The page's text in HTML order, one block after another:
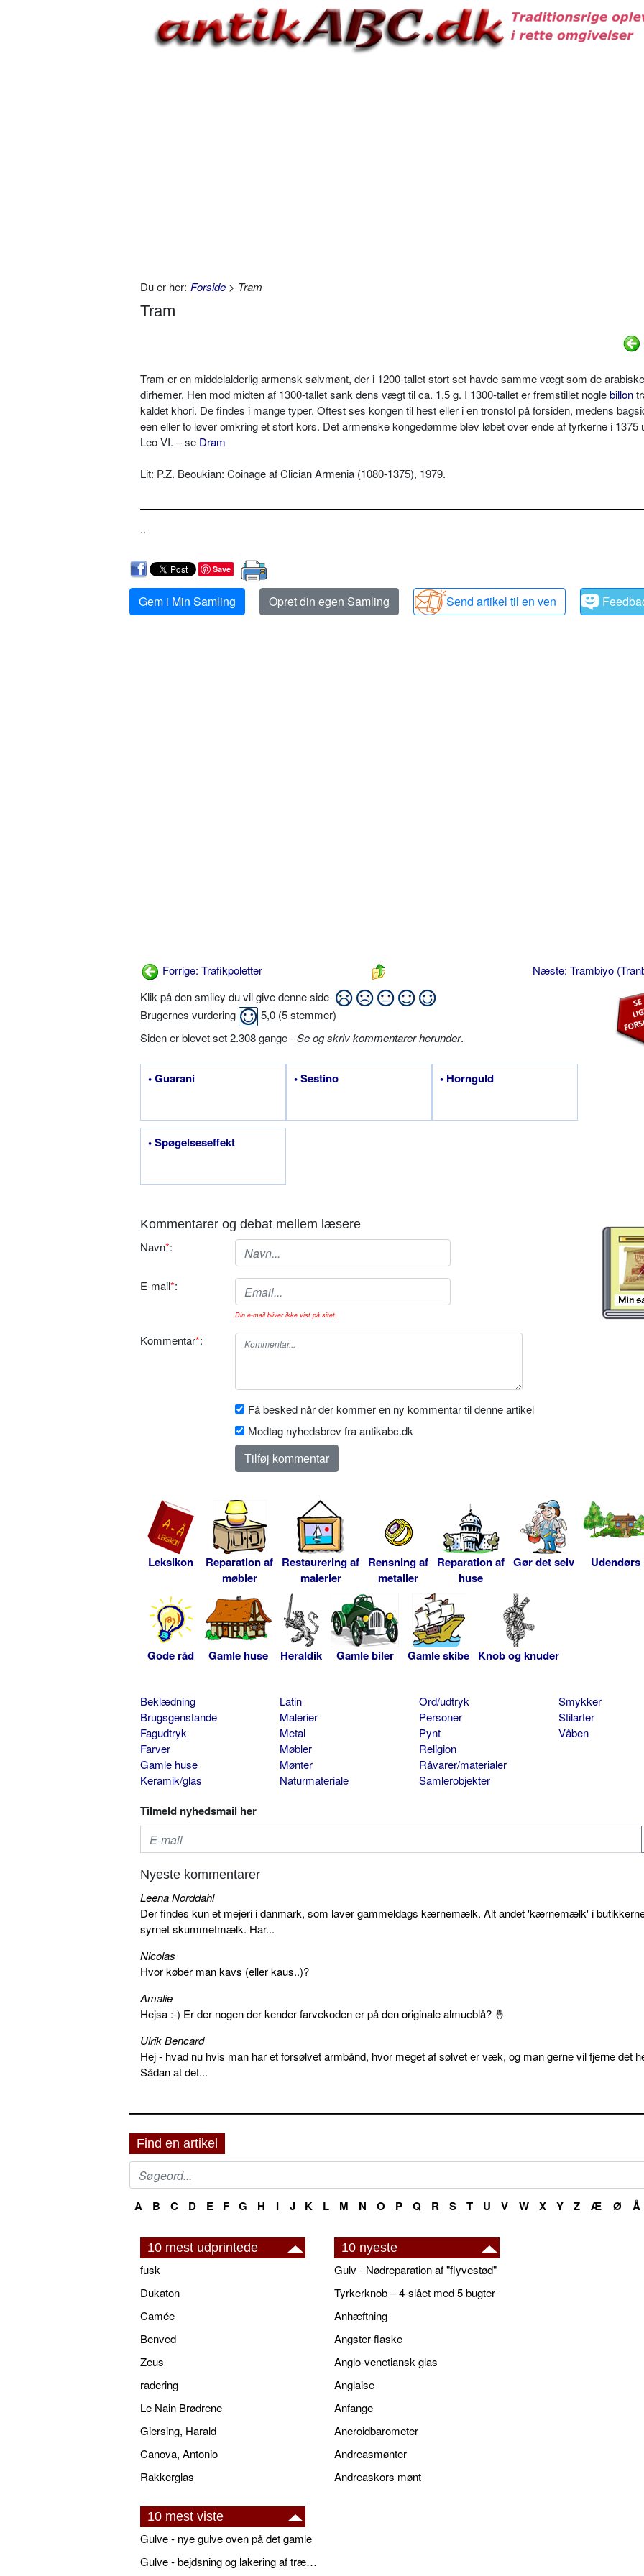
Du er her: Forside > Tram
Tram
Tram er en middelalderlig armensk sølvmønt, der i 1200-tallet stort set havde samme vægt som de arabiske
dirhemer. Hen mod midten af 1300-tallet sank dens vægt til ca. 1,5 g. I 1300-tallet er fremstillet noglebillon
kaldet khori. De findes i mange typer. Oftest ses kongen til hest eller i en tronstol på forsiden, medens
een eller to løver omkring et stort kors. Det armenske kongedømme blev løbet over ende af tyrkerne i 1375
Leo VI. – se Dram
Lit: P.Z. Beoukian: Coinage af Clician Armenia (1080-1375), 1979.
..
Save
Gem i Min Samling Opret din egen Samling Send artikel til en ven
Forrige: Trafikpoletter
Næste: Trambiyo
Klik på den smiley du vil give denne side
Brugernes vurdering
5,0 (5stemmer)
Siden er blevet set 2.308 gange -Se og skriv kommentarer herunder.
• Guarani • Sestino • Hornguld
• Spøgelseseffekt
Kommentarer og debat mellem læsere
Navn*:
E-mail*:
Din e-mail bliver ikke vist på sitet.
Kommentar*:
Få besked når der kommer en ny kommentar til denne artikel
Modtag nyhedsbrev fra antikabc.dk
Leksikon
Reparation af
møbler
Restaurering af
malerier
Rensning af
metaller
Reparation af
huse
Gør det selv Udendørs
Gode råd Gamle huse Heraldik Gamle biler Gamle skibe Knob og knuder
Beklædning
Brugsgenstande
Fagudtryk
Farver
Gamle huse
Keramik/glas
Latin
Malerier
Metal
Møbler
Mønter
Naturmateriale
Ord/udtryk
Personer
Pynt
Religion
Råvarer/materialer
Samlerobjekter
Smykker
Stilarter
Våben
Tilmeld nyhedsmail her
Nyeste kommentarer
Leena Norddahl
Der findes kun et mejeri i danmark, som laver gammeldags kærnemælk. Alt andet 'kærnemælk' i
syrnet skummetmælk. Har...
Nicolas
Hvor køber man kavs (eller kaus..)?
Amalie
Hejsa :-) Er der nogen der kender farvekoden er på den originale almueblå? 🤞
Ulrik Bencard
Hej - hvad nu hvis man har et forsølvet armbånd, hvor meget af sølvet er væk, og man gerne vil fjerne det
Sådan at det...
Find en artikel
A B C D E F G H I J K L M N O P Q R S T U V W X Y Z Æ Ø Å
10 mest udprintede
fusk
Dukaton
Camée
Benved
Zeus
radering
Le Nain Brødrene
Giersing, Harald
Canova, Antonio
Rakkerglas
10 nyeste
Gulv - Nødreparation af "flyvestød"
Tyrkerknob – 4-slået med 5 bugter
Anhæftning
Angster-flaske
Anglo-venetiansk glas
Anglaise
Anfange
Aneroidbarometer
Andreasmønter
Andreaskors mønt
10 mest viste
Gulve - nye gulve oven på det gamle
Gulve - bejdsning og lakering af trægulve